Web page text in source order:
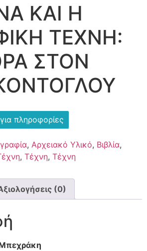
ΚΑΙ Η
ΤΕΧΝΗ:
ΣΤΟΝ
πληροφορίες
, Αρχειακό Υλικό, Βιβλία,
, Τέχνη, Τέχνη
(0)